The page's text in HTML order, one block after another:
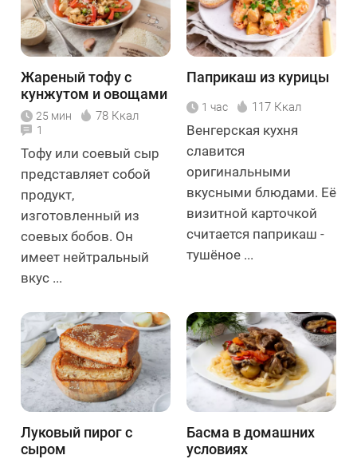
Жареный тофу с
кунжутом и овощами
25 мин 78 Ккал
1
Тофу или соевый сыр
представляет собой
продукт,
изготовленный из
соевых бобов. Он
имеет нейтральный
вкус ...
Паприкаш из курицы
1 час 117 Ккал
Венгерская кухня
славится
оригинальными
вкусными блюдами. Её
визитной карточкой
считается паприкаш -
тушёное ...
Луковый пирог с
сыром
Басма в домашних
условиях